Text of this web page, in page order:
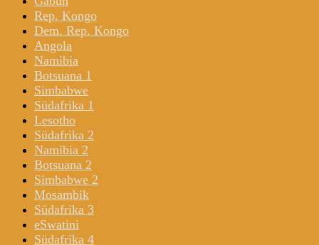
Rep. Kongo
Dem. Rep. Kongo
Angola
Namibia
Botsuana 1
Simbabwe
Südafrika 1
Lesotho
Südafrika 2
Namibia 2
Botsuana 2
Simbabwe 2
Mosambik
Südafrika 3
eSwatini
Südafrika 4